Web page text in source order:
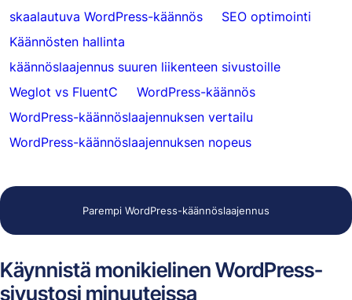
skaalautuva WordPress-käännös
SEO optimointi
Käännösten hallinta
käännöslaajennus suuren liikenteen sivustoille
Weglot vs FluentC
WordPress-käännös
WordPress-käännöslaajennuksen vertailu
WordPress-käännöslaajennuksen nopeus
Parempi WordPress-käännöslaajennus
Käynnistä monikielinen WordPress-
sivustosi minuuteissa